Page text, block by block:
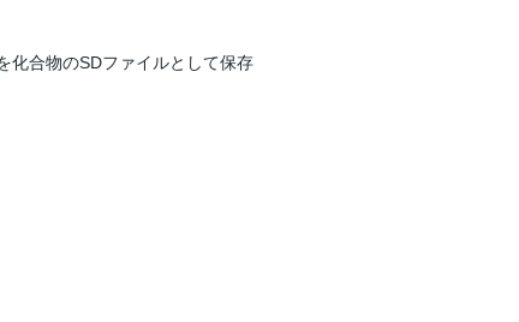
化合物のSDファイルとして保存